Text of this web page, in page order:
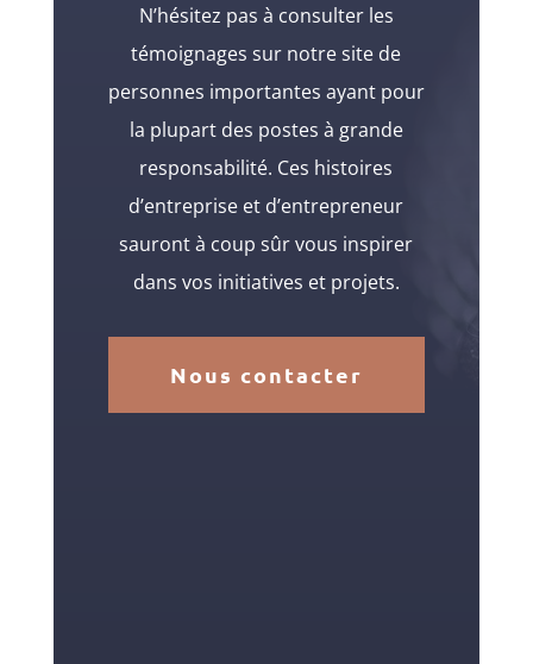
N’hésitez pas à consulter les
témoignages sur notre site de
personnes importantes ayant pour
la plupart des postes à grande
responsabilité. Ces histoires
d’entreprise et d’entrepreneur
sauront à coup sûr vous inspirer
dans vos initiatives et projets.
Nous contacter